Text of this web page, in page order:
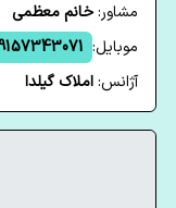
مشاور:خانم معظمی
موبایل:
آژانس:املاک گیلدا